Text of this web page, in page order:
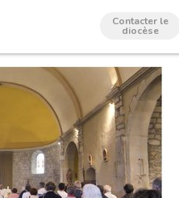
Contacter le
diocèse